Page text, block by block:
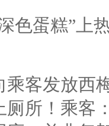
色蛋糕”上
乘客发放西
所！乘客